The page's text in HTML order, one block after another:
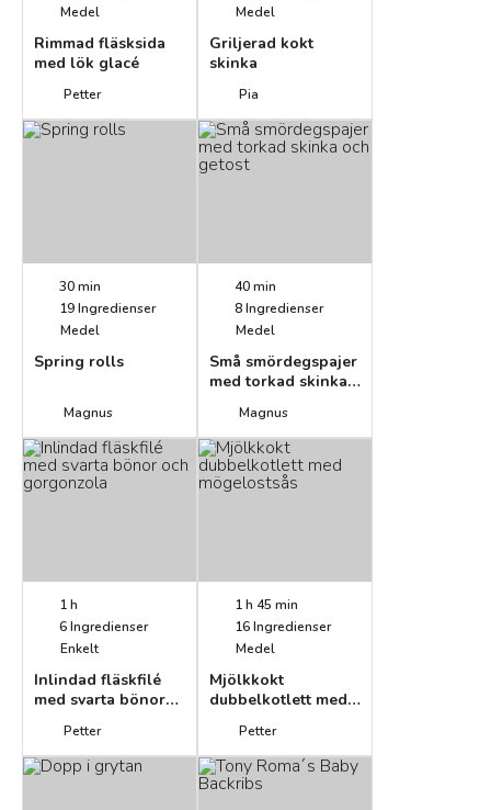
Medel
Rimmad fläsksida
med lök glacé
Petter
Medel
Griljerad kokt
skinka
Pia
30 min
19Ingredienser
Medel
Spring rolls
Magnus
40 min
8Ingredienser
Medel
Små smördegspajer
med torkad skinka
Magnus
1 h
6Ingredienser
Enkelt
Inlindad fläskfilé
med svarta bönor
Petter
1 h 45 min
16Ingredienser
Medel
Mjölkkokt
dubbelkotlett med
Petter